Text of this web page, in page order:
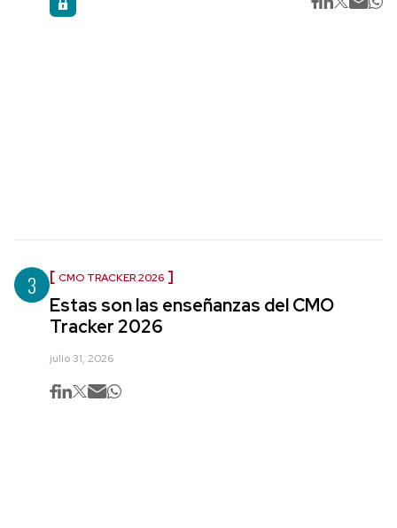
3 CMO TRACKER 2026
Estas son las enseñanzas del CMO
Tracker 2026
julio 31, 2026